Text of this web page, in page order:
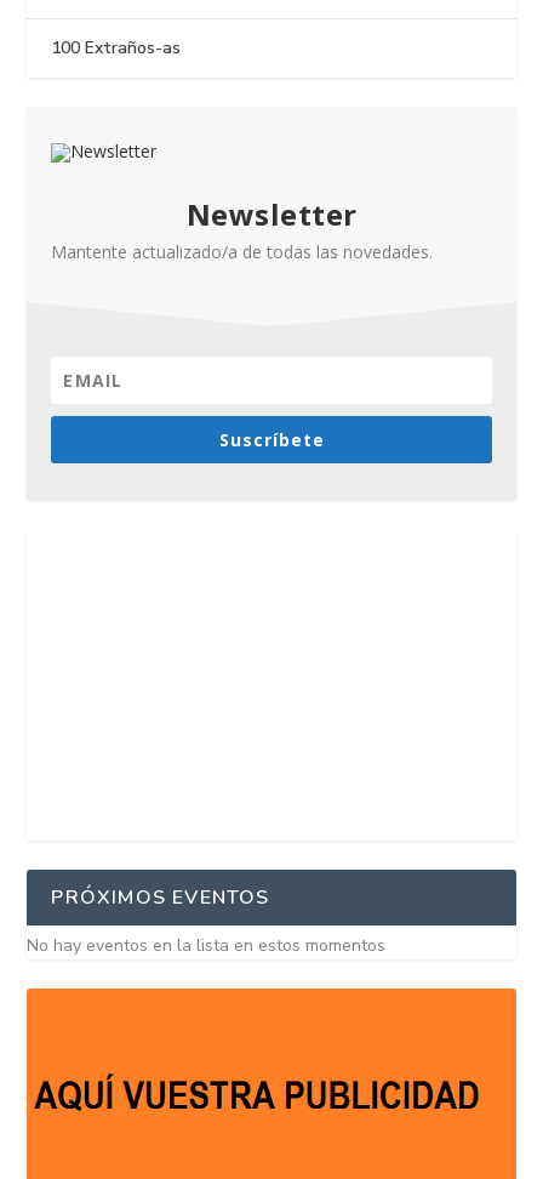
100 Extraños-as
Newsletter
Mantente actualizado/a de todas las novedades.
Suscríbete
PRÓXIMOS EVENTOS
No hay eventos en la lista en estos momentos